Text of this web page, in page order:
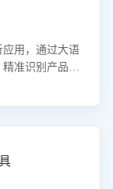
用，通过大语
准识别产品质
输出可落地的
从根本上降低